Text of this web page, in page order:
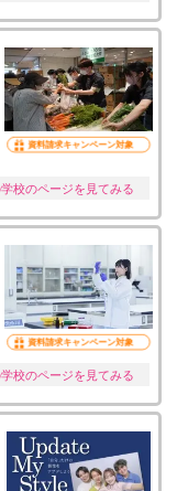
資料請求キャンペーン対象
学校のページを見てみる
資料請求キャンペーン対象
学校のページを見てみる